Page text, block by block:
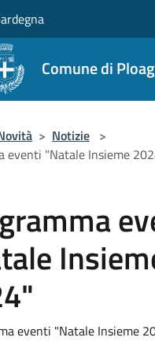
Comune di
> Notizie >
eventi "Natale Insieme
eventi "Natale Insieme